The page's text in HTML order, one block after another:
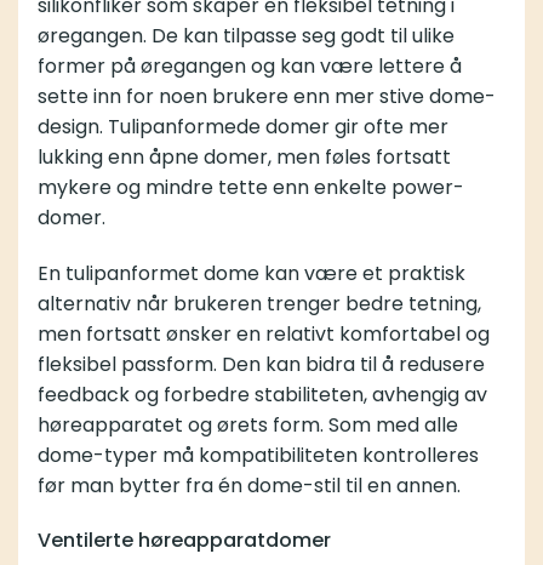
øregangen. De kan tilpasse seg godt til ulike
former på øregangen og kan være lettere å
sette inn for noen brukere enn mer stive dome-
design. Tulipanformede domer gir ofte mer
lukking enn åpne domer, men føles fortsatt
mykere og mindre tette enn enkelte power-
domer.
En tulipanformet dome kan være et praktisk
alternativ når brukeren trenger bedre tetning,
men fortsatt ønsker en relativt komfortabel og
fleksibel passform. Den kan bidra til å redusere
feedback og forbedre stabiliteten, avhengig av
høreapparatet og ørets form. Som med alle
dome-typer må kompatibiliteten kontrolleres
før man bytter fra én dome-stil til en annen.
Ventilerte høreapparatdomer